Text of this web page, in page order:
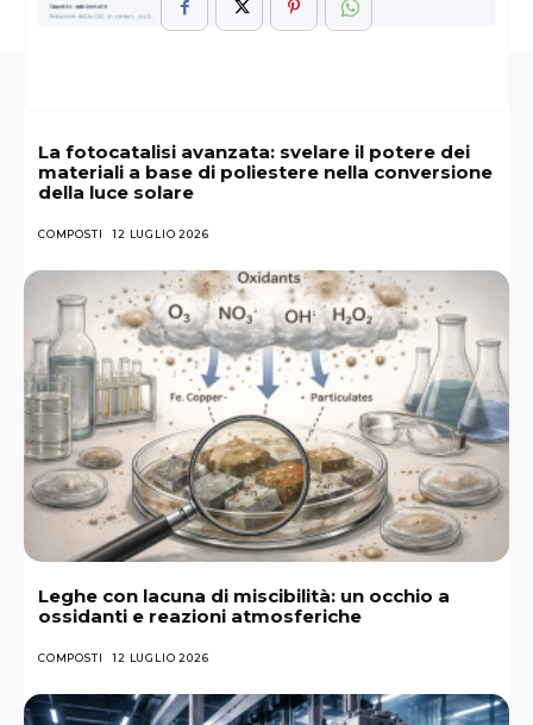
La fotocatalisi avanzata: svelare il potere dei
materiali a base di poliestere nella conversione
della luce solare
COMPOSTI 12 LUGLIO 2026
Leghe con lacuna di miscibilità: un occhio a
ossidanti e reazioni atmosferiche
COMPOSTI 12 LUGLIO 2026